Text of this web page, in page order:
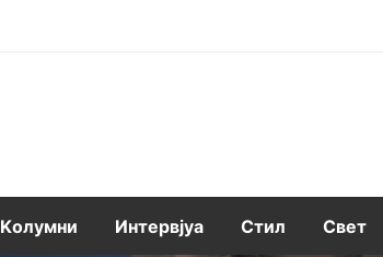
Kолумни Интервјуа Стил Свет